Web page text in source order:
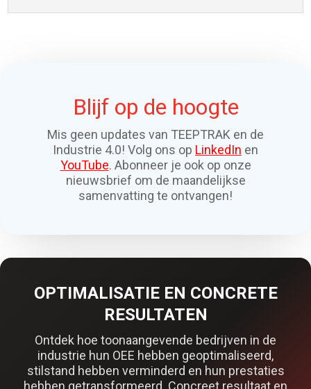
Blijf op de hoogte
Mis geen updates van TEEPTRAK en de
Industrie 4.0! Volg ons op LinkedIn en
YouTube. Abonneer je ook op onze
nieuwsbrief om de maandelijkse
samenvatting te ontvangen!
OPTIMALISATIE EN CONCRETE
RESULTATEN
Ontdek hoe toonaangevende bedrijven in de
industrie hun OEE hebben geoptimaliseerd,
stilstand hebben verminderd en hun prestaties
hebben getransformeerd. Concreet resultaat en